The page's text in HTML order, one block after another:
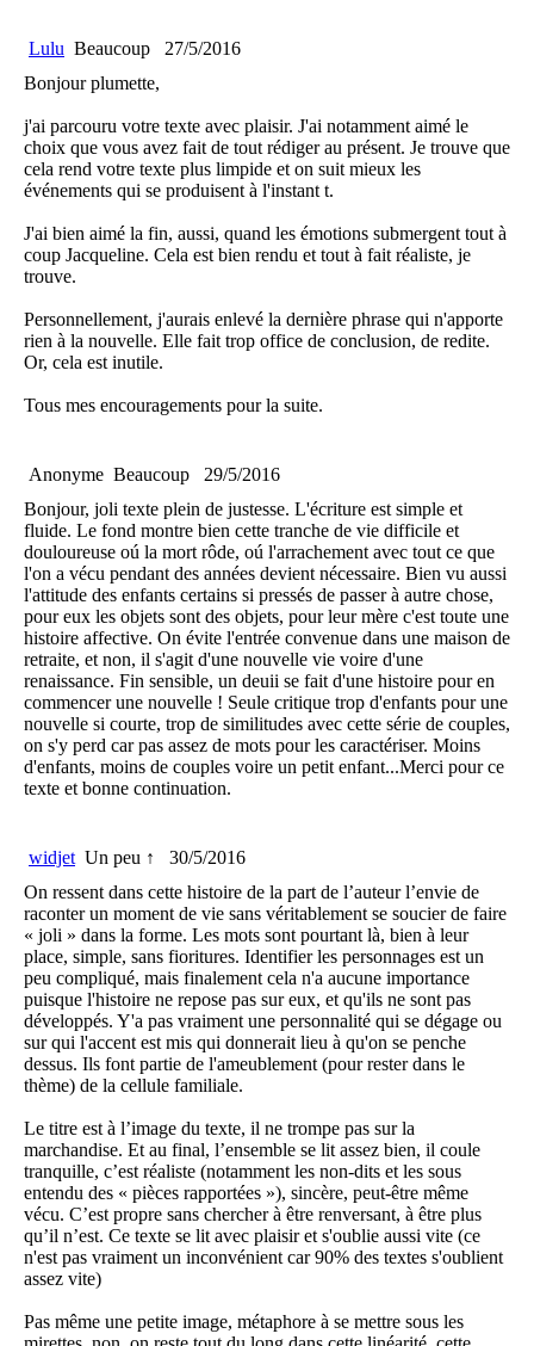
Lulu Beaucoup
27/5/2016
Bonjour plumette,
j'ai parcouru votre texte avec plaisir. J'ai notamment aimé le
choix que vous avez fait de tout rédiger au présent. Je trouve que
cela rend votre texte plus limpide et on suit mieux les
événements qui se produisent à l'instant t.
J'ai bien aimé la fin, aussi, quand les émotions submergent tout à
coup Jacqueline. Cela est bien rendu et tout à fait réaliste, je
trouve.
Personnellement, j'aurais enlevé la dernière phrase qui n'apporte
rien à la nouvelle. Elle fait trop office de conclusion, de redite.
Or, cela est inutile.
Tous mes encouragements pour la suite.
Anonyme Beaucoup
29/5/2016
Bonjour, joli texte plein de justesse. L'écriture est simple et
fluide. Le fond montre bien cette tranche de vie difficile et
douloureuse oú la mort rôde, oú l'arrachement avec tout ce que
l'on a vécu pendant des années devient nécessaire. Bien vu aussi
l'attitude des enfants certains si pressés de passer à autre chose,
pour eux les objets sont des objets, pour leur mère c'est toute une
histoire affective. On évite l'entrée convenue dans une maison de
retraite, et non, il s'agit d'une nouvelle vie voire d'une
renaissance. Fin sensible, un deuii se fait d'une histoire pour en
commencer une nouvelle ! Seule critique trop d'enfants pour une
nouvelle si courte, trop de similitudes avec cette série de couples,
on s'y perd car pas assez de mots pour les caractériser. Moins
d'enfants, moins de couples voire un petit enfant...Merci pour ce
texte et bonne continuation.
widjet Un peu ↑
30/5/2016
On ressent dans cette histoire de la part de l’auteur l’envie de
raconter un moment de vie sans véritablement se soucier de faire
« joli » dans la forme. Les mots sont pourtant là, bien à leur
place, simple, sans fioritures. Identifier les personnages est un
peu compliqué, mais finalement cela n'a aucune importance
puisque l'histoire ne repose pas sur eux, et qu'ils ne sont pas
développés. Y'a pas vraiment une personnalité qui se dégage ou
sur qui l'accent est mis qui donnerait lieu à qu'on se penche
dessus. Ils font partie de l'ameublement (pour rester dans le
thème) de la cellule familiale.
Le titre est à l’image du texte, il ne trompe pas sur la
marchandise. Et au final, l’ensemble se lit assez bien, il coule
tranquille, c’est réaliste (notamment les non-dits et les sous
entendu des « pièces rapportées »), sincère, peut-être même
vécu. C’est propre sans chercher à être renversant, à être plus
qu’il n’est. Ce texte se lit avec plaisir et s'oublie aussi vite (ce
n'est pas vraiment un inconvénient car 90% des textes s'oublient
assez vite)
Pas même une petite image, métaphore à se mettre sous les